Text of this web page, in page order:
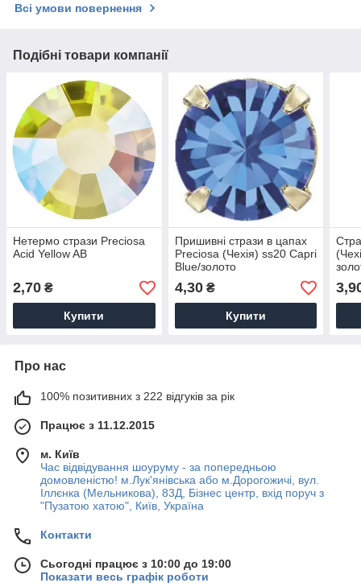
Всі умови повернення
Подібні товари компанії
Нетермо стрази Preciosa
Acid Yellow AB
2,70 ₴
Купити
Пришивні стрази в цапах
Preciosa (Чехія) ss20 Capri
Blue/золото
4,30₴
Купити
Про нас
100% позитивних з 222 відгуків за рік
Працює з 11.12.2015
м. Київ
Час відвідування шоуруму - за попередньою
домовленістю! м.Лук'янівська або м.Дорогожичі, вул.
Іллєнка (Мельникова), 83Д, Бізнес центр, вхід поруч з
"Пузатою хатою", Київ, Україна
Контакти
Сьогодні працює з 10:00 до 19:00
Показати весь графік роботи